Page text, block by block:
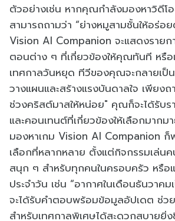
ตัวอย่างเช่น หากคุณกำลังมองหาวิดีโ
สามารถถามว่า “ย่างหมูสามชั้นให้อร่อ
Vision AI Companion จะแสดงรายก
ตอนต่าง ๆ ที่เกี่ยวข้องให้คุณทันที หรือ
เทศกาลวันหยุด ทีวีของคุณจะกลายเป็
วางแผนและสร้างแรงบันดาลใจ เพียง
ช่วงคริสต์มาสให้หน่อย" คุณก็จะได้รับ
และคอนเทนต์ที่เกี่ยวข้องให้เลือกมาก
มองหาเกม Vision AI Companion ก็
เลือกที่หลากหลาย ตั้งแต่กิจกรรมเล่นค
สนุก ๆ สำหรับทุกคนในครอบครัว หรือ
ประจำวัน เช่น “อากาศในเดือนธันวาค
จะได้รับคำตอบพร้อมข้อมูลอัปเดต ช่ว
สำหรับเทศกาลพิเศษได้สะดวกสบายยิ่